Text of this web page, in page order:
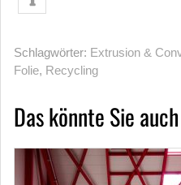
Schlagwörter: Extrusion &
Folie, Recycling
Das könnte Sie